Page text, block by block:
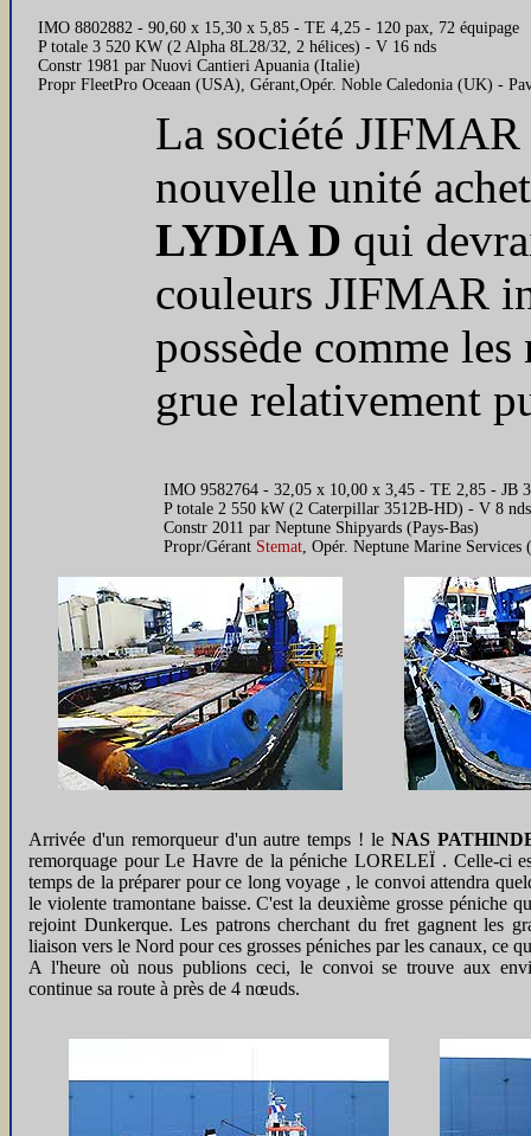
IMO 8802882 - 90,60 x 15,30 x 5,85 - TE 4,25 - 120 pax, 72 équipage
P totale 3 520 KW (2 Alpha 8L28/32, 2 hélices) - V 16 nds
Constr 1981 par Nuovi Cantieri Apuania (Italie)
Propr FleetPro Oceaan (USA), Gérant,Opér. Noble Caledonia (UK) -
La société
nouvelle unité
LYDIA D qui
couleurs JIFMAR
possède comme
grue relativement
IMO 9582764 - 32,05 x 10,00 x 3,45 - TE 2,85 - JB
P totale 2 550 kW (2 Caterpillar 3512B-HD) - V 8 nds
Constr 2011 par Neptune Shipyards (Pays-Bas)
Propr/Gérant Stemat, Opér. Neptune Marine Services
Arrivée d'un remorqueur d'un autre temps ! le NAS
remorquage pour Le Havre de la péniche LORELEÏ . Celle-ci
temps de la préparer pour ce long voyage , le convoi attendra
le violente tramontane baisse. C'est la deuxième grosse péniche
rejoint Dunkerque. Les patrons cherchant du fret gagnent les
liaison vers le Nord pour ces grosses péniches par les canaux, ce
A l'heure où nous publions ceci, le convoi se trouve aux
continue sa route à près de 4 nœuds.